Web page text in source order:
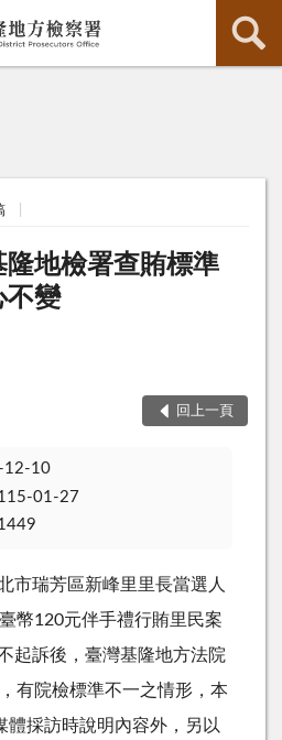
地檢署查賄標準
不變
回上一頁
12-10
01-27
市瑞芳區新峰里里長當選人
幣120元伴手禮行賄里民案
起訴後，臺灣基隆地方法院
有院檢標準不一之情形，本
體採訪時說明內容外，另以